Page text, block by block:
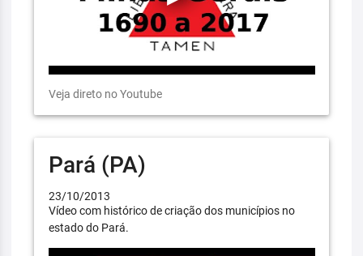
Veja direto no Youtube
Pará (PA)
23/10/2013
Vídeo com histórico de criação dos municípios no
estado do Pará.